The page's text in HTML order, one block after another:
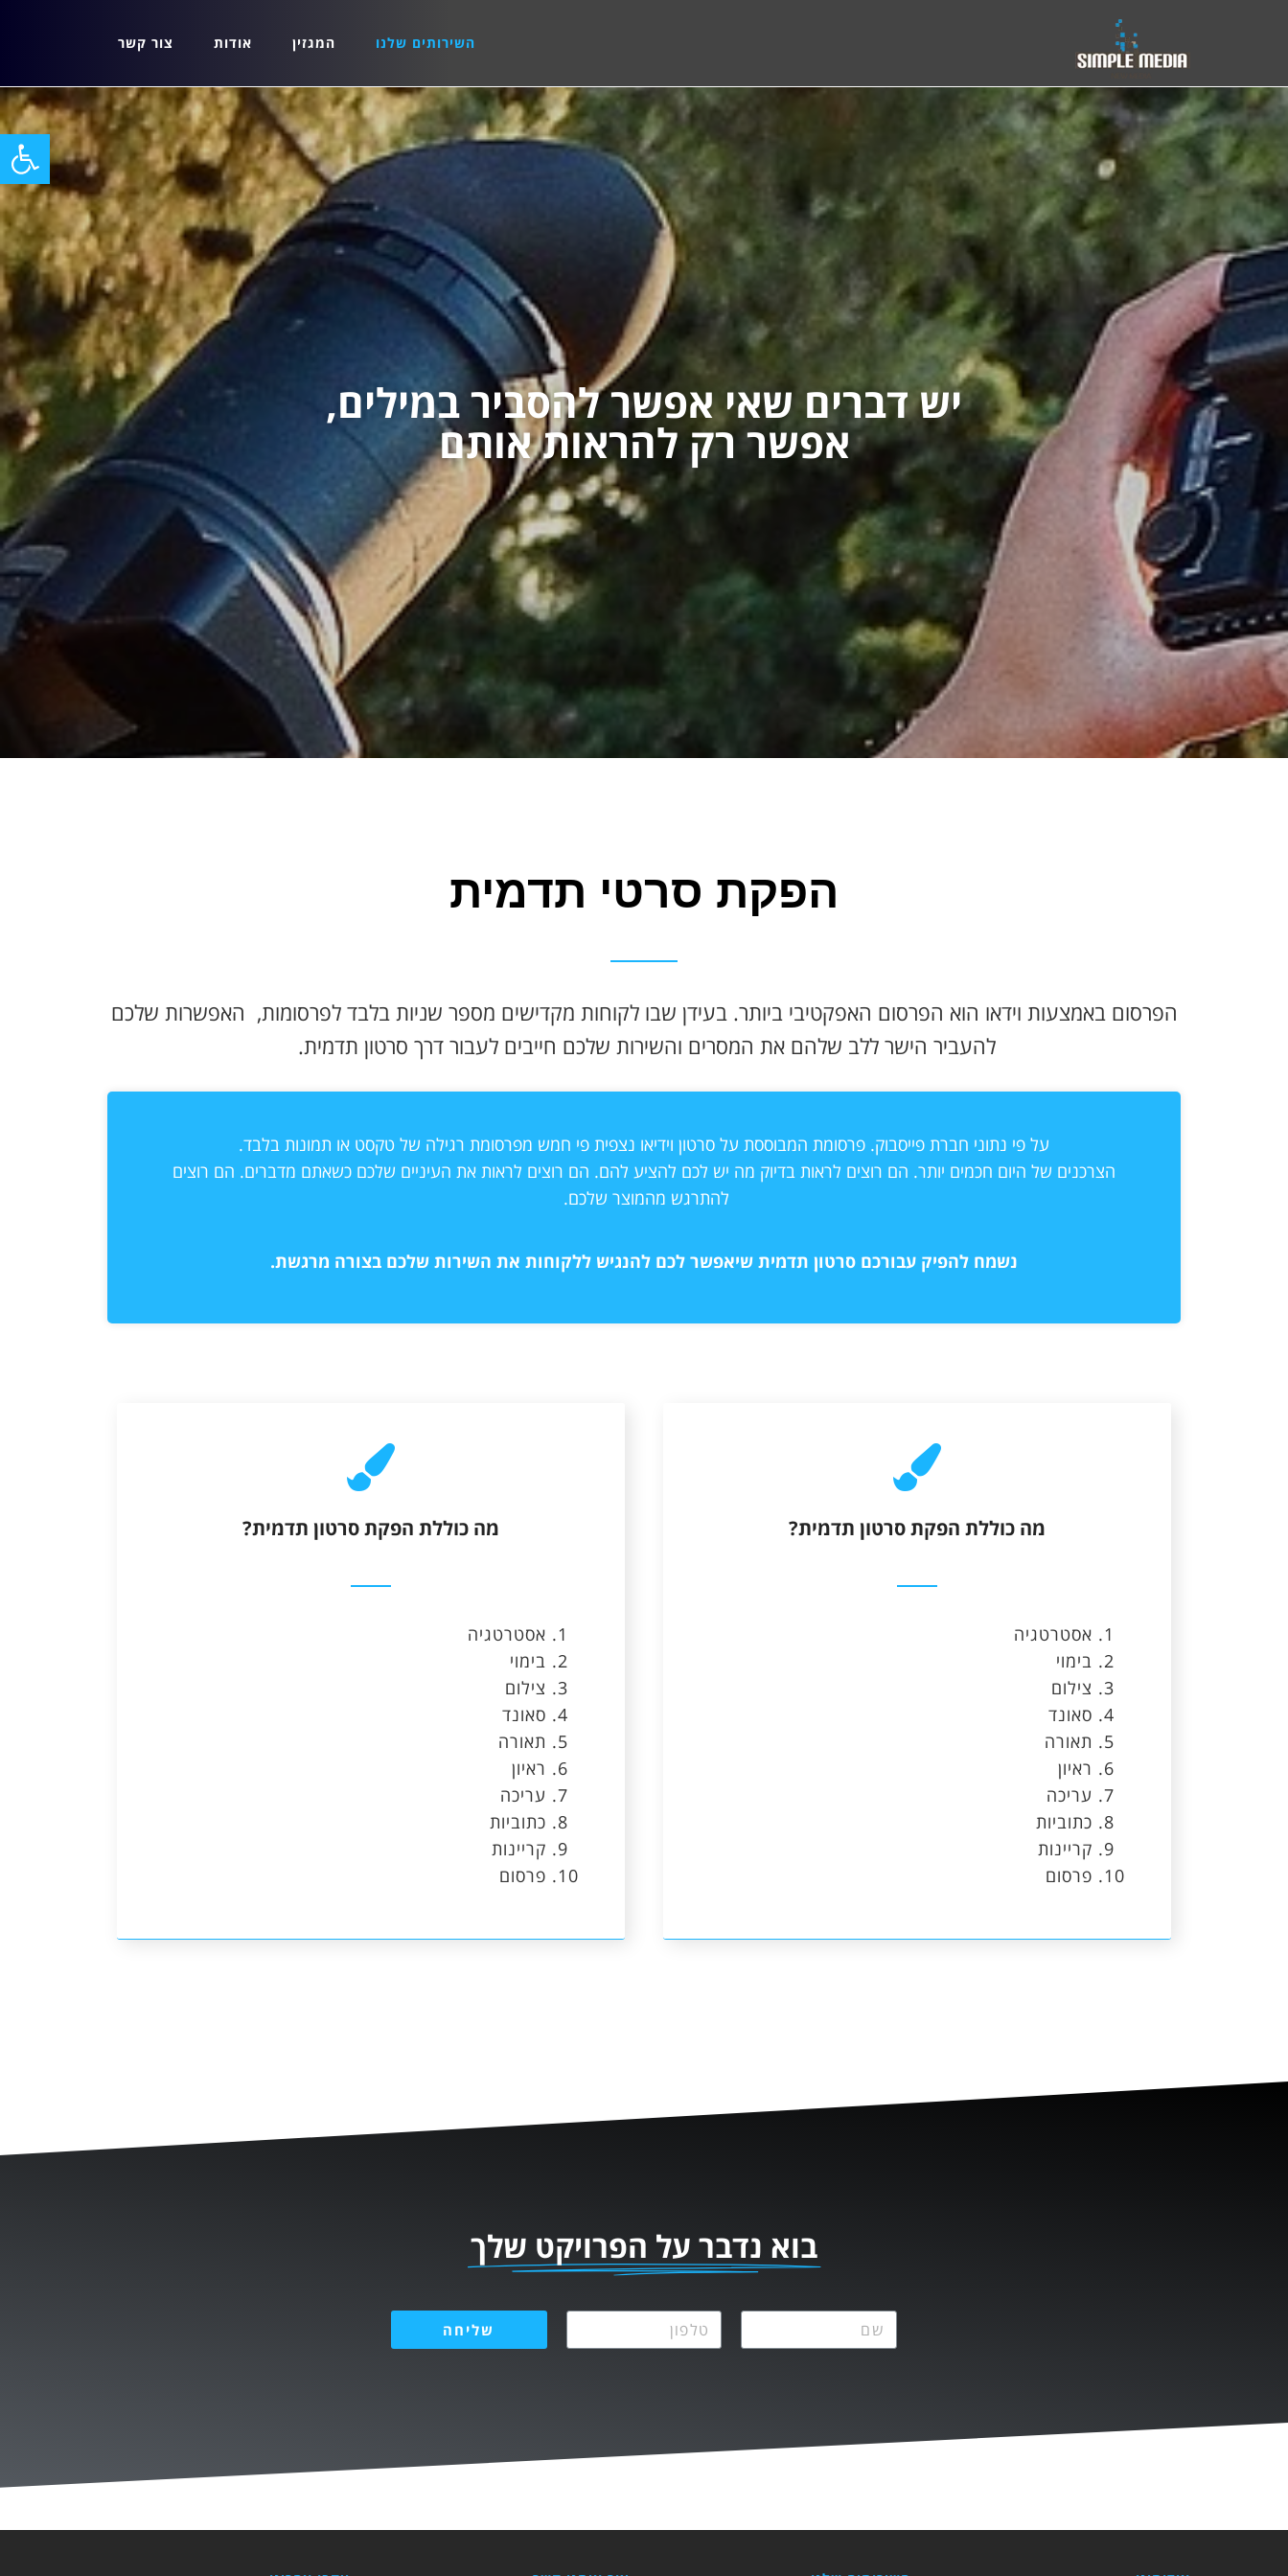
פתח
השירותים שלנו המגזין אודות צור קשר
יש דברים שאי אפשר להסביר במילים,
אפשר רק להראות אותם
הפקת סרטי תדמית
הפרסום באמצעות וידאו הוא הפרסום האפקטיבי ביותר. בעידן שבו לקוחות מקדישים מספר שניות בלבד לפרסומות, האפשרות שלכם
להעביר הישר ללב שלהם את המסרים והשירות שלכם חייבים לעבור דרך סרטון תדמית.
על פי נתוני חברת פייסבוק. פרסומת המבוססת על סרטון וידיאו נצפית פי חמש מפרסומת רגילה של טקסט או תמונות בלבד.
הצרכנים של היום חכמים יותר. הם רוצים לראות בדיוק מה יש לכם להציע להם. הם רוצים לראות את העיניים שלכם כשאתם מדברים. הם רוצים
להתרגש מהמוצר שלכם.
נשמח להפיק עבורכם סרטון תדמית שיאפשר לכם להנגיש ללקוחות את השירות שלכם בצורה מרגשת.
מה כוללת הפקת סרטון תדמית?
אסטרטגיה
בימוי
צילום
סאונד
תאורה
ראיון
עריכה
כתוביות
קריינות
פרסום
מה כוללת הפקת סרטון תדמית?
אסטרטגיה
בימוי
צילום
סאונד
תאורה
ראיון
עריכה
כתוביות
קריינות
פרסום
בוא נדבר על הפרויקט שלך
שליחה